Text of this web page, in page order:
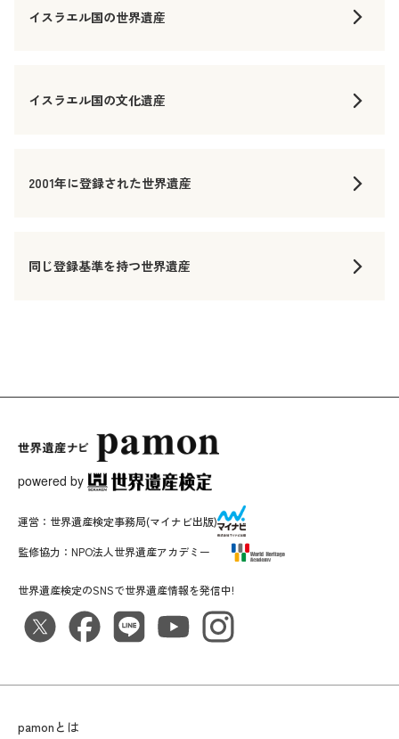
イスラエル国の世界遺産
イスラエル国の文化遺産
2001年に登録された世界遺産
同じ登録基準を持つ世界遺産
powered by
pamonとは
世界遺産検定のSNSで世界遺産情報を発信中!
運営： 世界遺産検定事務局(マイナビ出版)
監修協力： NPO法人世界遺産アカデミー